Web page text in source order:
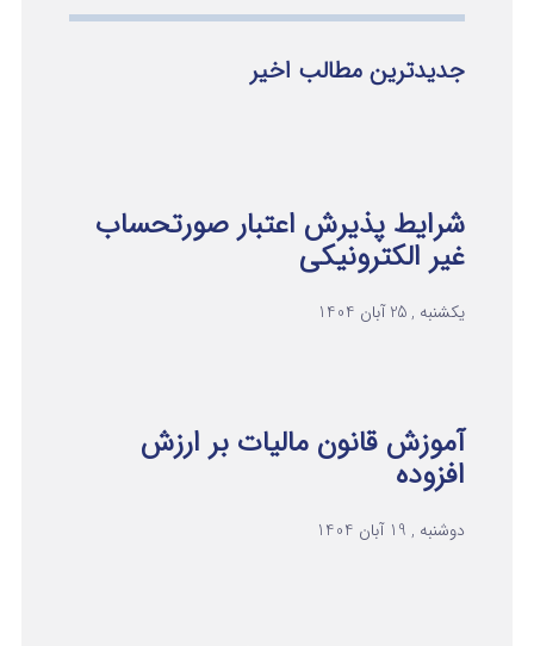
جدیدترین مطالب اخیر
شرایط پذیرش اعتبار صورتحساب
غیر الکترونیکی
یکشنبه , 25 آبان 1404
آموزش قانون مالیات بر ارزش
افزوده
دوشنبه , 19 آبان 1404